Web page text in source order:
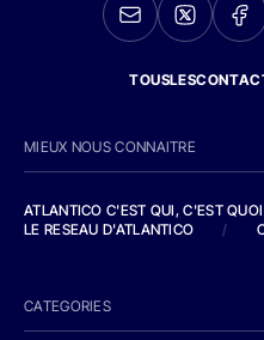
MIEUX NOUS CONNAITRE
ATLANTICO C'EST QUI, C'EST
LE RESEAU D'ATLANTICO
/
CATEGORIES